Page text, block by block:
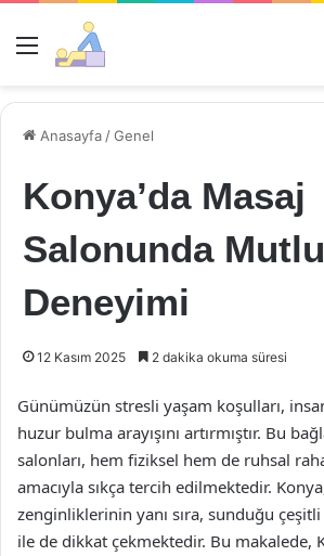
Menü
Anasayfa /Genel
Konya’da Masaj
Salonunda
Deneyimi
12 Kasım 2025 2 dakika okuma süresi
Günümüzün stresli yaşam koşulları,
huzur bulma arayışını artırmıştır. Bu
salonları, hem fiziksel hem de ruhsal
amacıyla sıkça tercih edilmektedir.
zenginliklerinin yanı sıra, sunduğu
ile de dikkat çekmektedir. Bu makalede,